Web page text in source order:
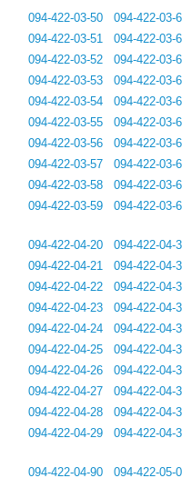
094-422-03-50
094-422-03-51
094-422-03-52
094-422-03-53
094-422-03-54
094-422-03-55
094-422-03-56
094-422-03-57
094-422-03-58
094-422-03-59
094-422-03-
094-422-03-
094-422-03-
094-422-03-
094-422-03-
094-422-03-
094-422-03-
094-422-03-
094-422-03-
094-422-03-
094-422-04-20
094-422-04-21
094-422-04-22
094-422-04-23
094-422-04-24
094-422-04-25
094-422-04-26
094-422-04-27
094-422-04-28
094-422-04-29
094-422-04-
094-422-04-
094-422-04-
094-422-04-
094-422-04-
094-422-04-
094-422-04-
094-422-04-
094-422-04-
094-422-04-
094-422-04-90 094-422-05-